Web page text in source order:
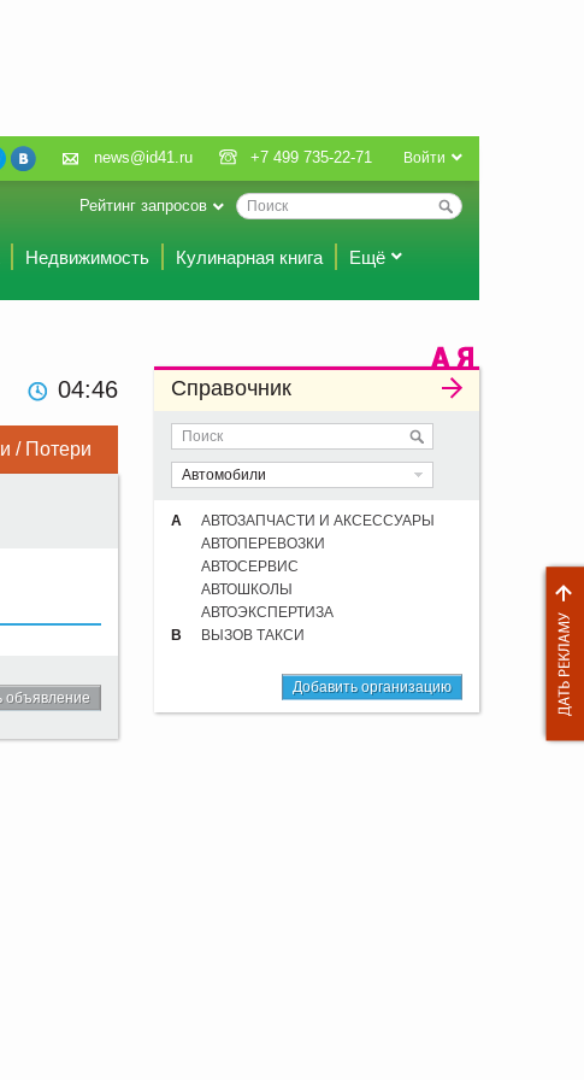
Войти
news@id41.ru +7 499 735-22-71
Рейтинг запросов
Недвижимость Кулинарная книга Ещё
04 46
/ Потери
объявление
Справочник
Автомобили
А
АВТОЗАПЧАСТИ И АКСЕССУАРЫ
АВТОПЕРЕВОЗКИ
АВТОСЕРВИС
АВТОШКОЛЫ
АВТОЭКСПЕРТИЗА
В
ВЫЗОВ ТАКСИ
Добавить организацию